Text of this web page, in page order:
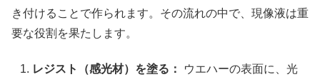
き付けることで作られます。その流れの中で、現像液は重
要な役割を果たします。
レジスト（感光材）を塗る：
ウエハーの表面に、光